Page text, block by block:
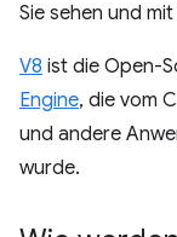
Sie sehen und
V8 ist die Open-
Engine, die vom
und andere
wurde.